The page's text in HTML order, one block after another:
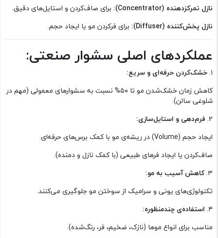
نازل تمرکزدهنده (Concentrator):
برای صاف‌کردن و استایل‌های دقیق.
نازل پخش‌کننده (Diffuser):
برای فرکردن مو یا ایجاد حجم.
عملکردهای اصلی سشوار صنعتی:
۱. خشک‌کردن حرفه‌ای و سریع:
کاهش زمان خشک‌شدن مو تا ۵۰% نسبت به سشوارهای معمولی (مهم در
شلوغی سالن).
۲. فرم‌دهی و استایل‌سازی:
ایجاد حجم (Volume) در ریشه‌ی مو با کمک برس‌های حرفه‌ای.
صاف‌کردن یا ایجاد فرهای طبیعی (با کمک نازل و دمنده).
۳. کاهش آسیب به مو:
تکنولوژی‌های یونی و سرامیک از سوختن مو جلوگیری می‌کنند.
۴. استفاده‌ی چندمنظوره:
مناسب برای انواع موها (نازک، ضخیم، فر، رنگ‌شده).